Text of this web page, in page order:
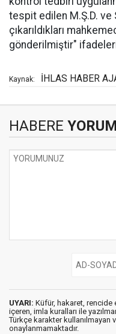
tespit edilen M.Ş.D. ve
çıkarıldıkları
gönderilmiştir"
Kaynak: İHLAS HABER
HABERE
UYARI: Küfür, hakaret, rencide
içeren, imla kuralları ile
Türkçe karakter kullanılmayan
onaylanmamaktadır.